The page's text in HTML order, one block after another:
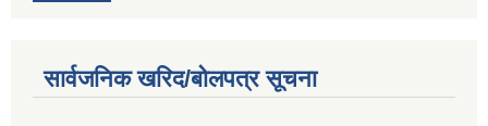
सार्वजनिक खरिद/बोलपत्र सूचना